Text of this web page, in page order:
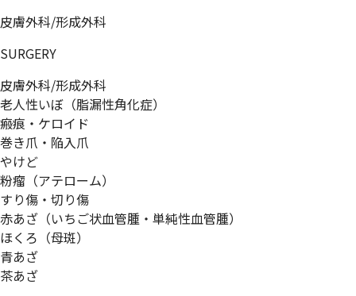
皮膚外科/形成外科
SURGERY
皮膚外科/形成外科
老人性いぼ（脂漏性角化症）
瘢痕・ケロイド
巻き爪・陥入爪
やけど
粉瘤（アテローム）
すり傷・切り傷
赤あざ（いちご状血管腫・単純性血管腫）
ほくろ（母斑）
青あざ
茶あざ